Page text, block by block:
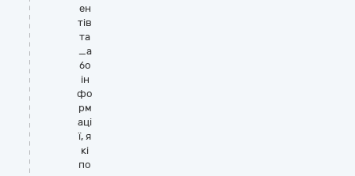
ен
тів
та
_а
бо
ін
фо
рм
аці
ї, я
кі
по